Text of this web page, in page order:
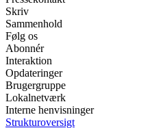
Skriv
Sammenhold
Følg os
Abonnér
Interaktion
Opdateringer
Brugergruppe
Lokalnetværk
Interne henvisninger
Strukturoversigt